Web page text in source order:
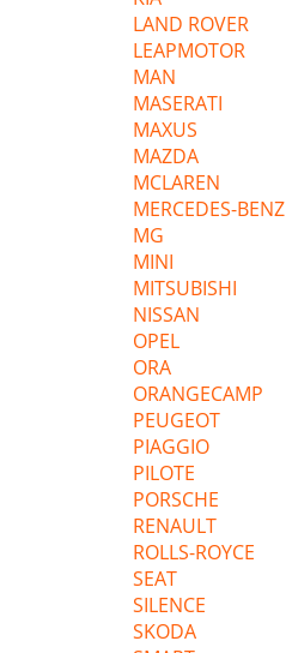
LAND ROVER
LEAPMOTOR
MAN
MASERATI
MAXUS
MAZDA
MCLAREN
MERCEDES-BENZ
MG
MINI
MITSUBISHI
NISSAN
OPEL
ORA
ORANGECAMP
PEUGEOT
PIAGGIO
PILOTE
PORSCHE
RENAULT
ROLLS-ROYCE
SEAT
SILENCE
SKODA